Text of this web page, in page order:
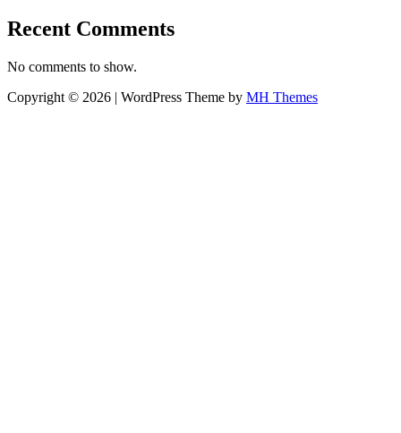
Recent Comments
No comments to show.
Copyright © 2026 | WordPress Theme by MH Themes